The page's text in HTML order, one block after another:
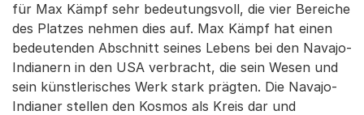
für Max Kämpf sehr bedeutungsvoll, die vier Bereiche
des Platzes nehmen dies auf. Max Kämpf hat einen
bedeutenden Abschnitt seines Lebens bei den Navajo-
Indianern in den USA verbracht, die sein Wesen und
sein künstlerisches Werk stark prägten. Die Navajo-
Indianer stellen den Kosmos als Kreis dar und